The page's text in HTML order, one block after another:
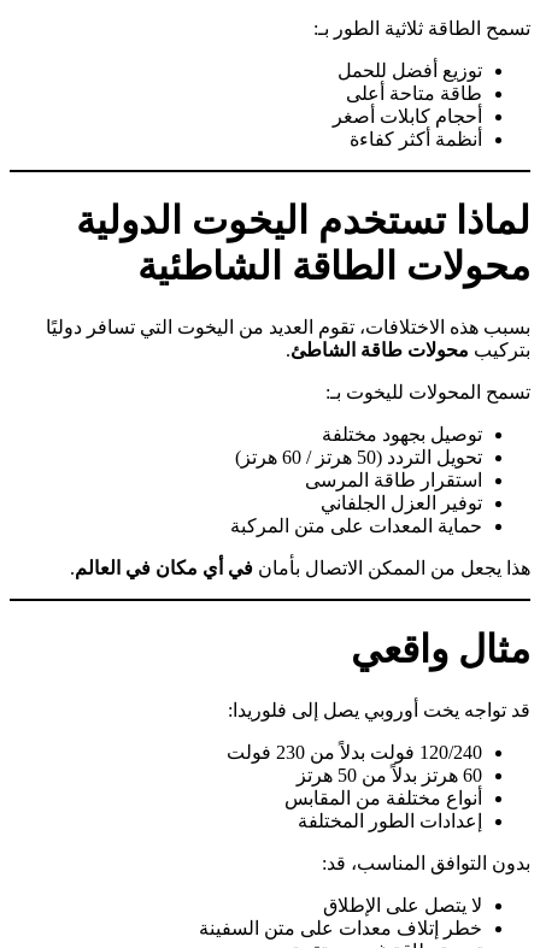
تسمح الطاقة ثلاثية الطور بـ:
توزيع أفضل للحمل
طاقة متاحة أعلى
أحجام كابلات أصغر
أنظمة أكثر كفاءة
لماذا تستخدم اليخوت الدولية
محولات الطاقة الشاطئية
بسبب هذه الاختلافات، تقوم العديد من اليخوت التي تسافر دوليًا
بتركيب محولات طاقة الشاطئ.
تسمح المحولات لليخوت بـ:
توصيل بجهود مختلفة
تحويل التردد (50 هرتز / 60 هرتز)
استقرار طاقة المرسى
توفير العزل الجلفاني
حماية المعدات على متن المركبة
هذا يجعل من الممكن الاتصال بأمان في أي مكان في العالم.
مثال واقعي
قد تواجه يخت أوروبي يصل إلى فلوريدا:
120/240 فولت بدلاً من 230 فولت
60 هرتز بدلاً من 50 هرتز
أنواع مختلفة من المقابس
إعدادات الطور المختلفة
بدون التوافق المناسب، قد:
لا يتصل على الإطلاق
خطر إتلاف معدات على متن السفينة